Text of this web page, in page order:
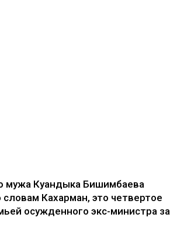
мужа Куандыка Бишимбаева
Кахарман, это четвертое
осужденного экс-министра за